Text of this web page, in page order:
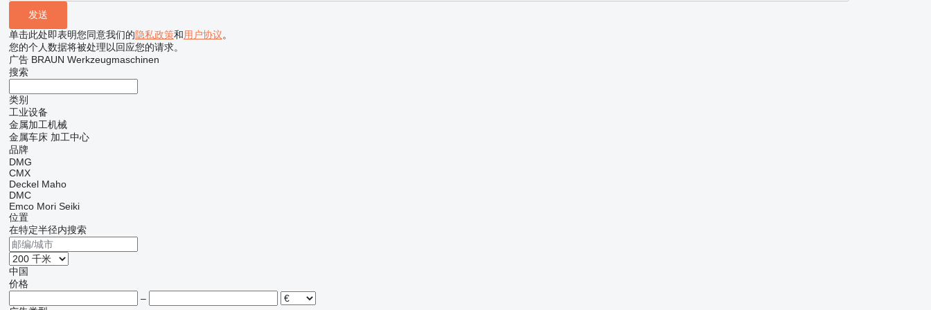
单击此处即表明您同意我们的隐私政策和用户协议。
您的个人数据将被处理以回应您的请求。
广告 BRAUN Werkzeugmaschinen
搜索
类别
工业设备
金属加工机械
金属车床 加工中心
品牌
DMG
CMX
Deckel Maho
DMC
Emco Mori Seiki
位置
在特定半径内搜索
中国
价格
–